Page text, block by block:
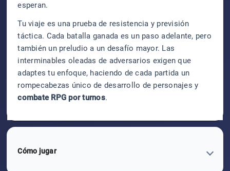
esperan.
Tu viaje es una prueba de resistencia y previsión
táctica. Cada batalla ganada es un paso adelante, pero
también un preludio a un desafío mayor. Las
interminables oleadas de adversarios exigen que
adaptes tu enfoque, haciendo de cada partida un
rompecabezas único de desarrollo de personajes y
combate RPG por turnos.
Cómo jugar